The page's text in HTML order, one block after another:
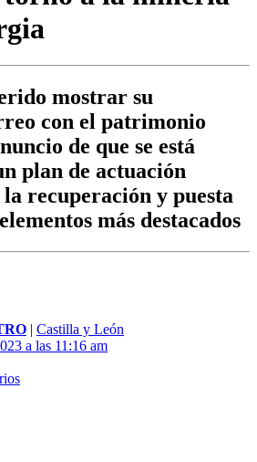
mostrar su
con el patrimonio
de que se está
plan de actuación
recuperación y puesta
más destacados
| Castilla y León
a las 11:16 am